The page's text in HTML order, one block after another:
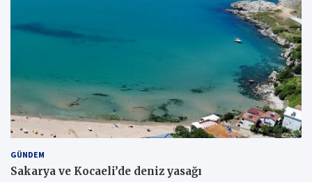
GÜNDEM
Sakarya ve Kocaeli’de deniz yasağı